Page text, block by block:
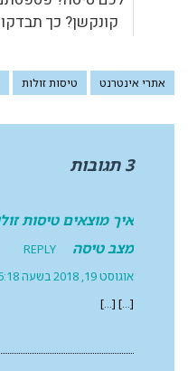
קונקשן? כך תבדקו
אתרי אינטרנט טיסות זולות
3 תגובות
איך מוצאים טיסות
מצב טיסה
REPLY
אוגוסט 19, 2018 בשעה 6:18 pm
[…] […]